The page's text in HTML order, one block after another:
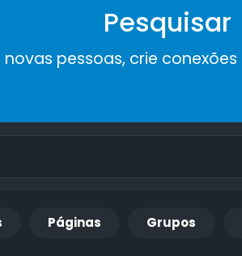
Pesquisar
pessoas, crie
Páginas Grupos